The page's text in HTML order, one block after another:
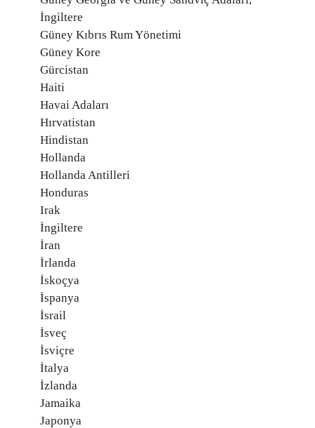
İngiltere
Güney Kıbrıs Rum Yönetimi
Güney Kore
Gürcistan
Haiti
Havai Adaları
Hırvatistan
Hindistan
Hollanda
Hollanda Antilleri
Honduras
Irak
İngiltere
İran
İrlanda
İskoçya
İspanya
İsrail
İsveç
İsviçre
İtalya
İzlanda
Jamaika
Japonya